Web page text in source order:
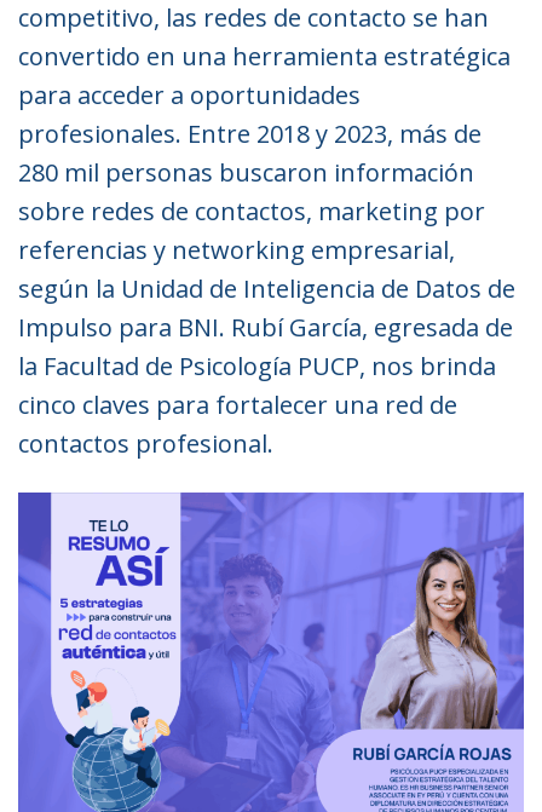
competitivo, las redes de contacto se han
convertido en una herramienta estratégica
para acceder a oportunidades
profesionales. Entre 2018 y 2023, más de
280 mil personas buscaron información
sobre redes de contactos, marketing por
referencias y networking empresarial,
según la Unidad de Inteligencia de Datos de
Impulso para BNI. Rubí García, egresada de
la Facultad de Psicología PUCP, nos brinda
cinco claves para fortalecer una red de
contactos profesional.